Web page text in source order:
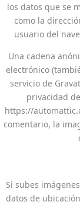
los datos que se
como la
usuario del
Una cadena
electrónico
servicio de
privacidad
https://
comentario, la
Si subes
datos de